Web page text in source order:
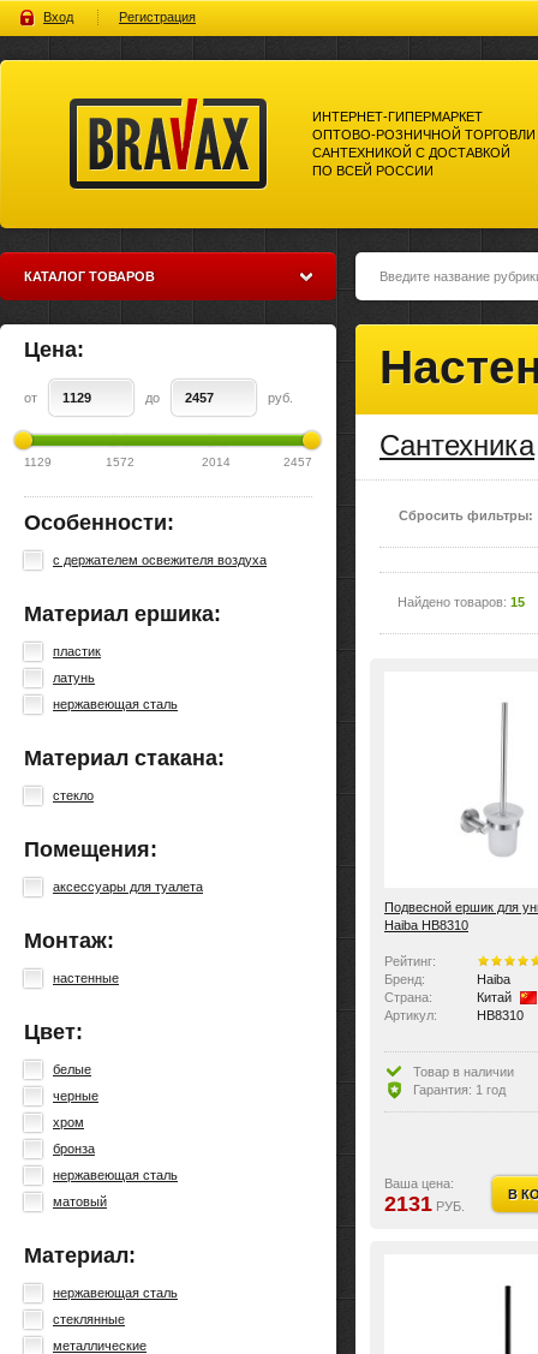
Вход Регистрация
всей россии
ИНТЕРНЕТ-ГИПЕРМАРКЕТ
ОПТОВО-РОЗНИЧНОЙ ТОРГОВЛИ
САНТЕХНИКОЙ С ДОСТАВКОЙ
ПО ВСЕЙ РОССИИ
КАТАЛОГ ТОВАРОВ
Цена:
от до руб.
1129 1572 2014 2457
Особенности:
с держателем освежителя воздуха
Материал ершика:
пластик
латунь
нержавеющая сталь
Материал стакана:
стекло
Помещения:
аксессуары для туалета
Монтаж:
настенные
Цвет:
белые
черные
хром
бронза
нержавеющая сталь
матовый
Материал:
нержавеющая сталь
стеклянные
металлические
Сантехника
Сбросить фильтры:
Найдено товаров: 15
Подвесной ершик для
Haiba HB8310
Рейтинг:
Бренд:
Haiba
Страна:
Китай
Артикул:
HB8310
Товар в наличии
Гарантия: 1 год
Ваша цена:
2131 РУБ.
В